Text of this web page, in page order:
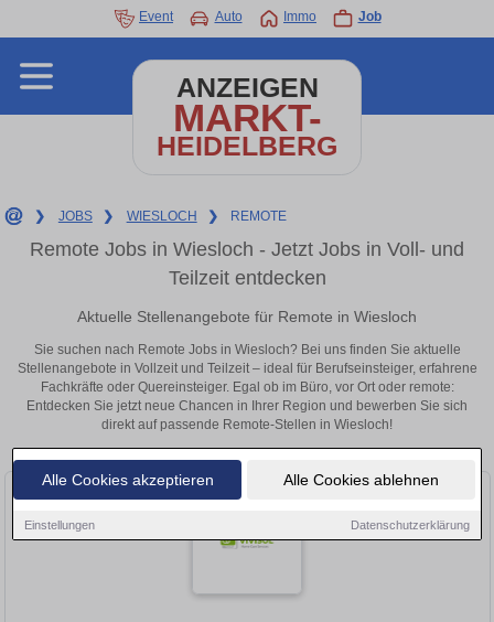
Alle Cookies akzeptieren Alle Cookies ablehnen
Einstellungen Datenschutzerklärung
Event Auto Immo Job
ANZEIGEN
MARKT-
HEIDELBERG
❯ JOBS ❯ WIESLOCH ❯ REMOTE
Remote Jobs in Wiesloch - Jetzt Jobs in Voll- und
Teilzeit entdecken
Aktuelle Stellenangebote für Remote in Wiesloch
Sie suchen nach Remote Jobs in Wiesloch? Bei uns finden Sie aktuelle
Stellenangebote in Vollzeit und Teilzeit – ideal für Berufseinsteiger, erfahrene
Fachkräfte oder Quereinsteiger. Egal ob im Büro, vor Ort oder remote:
Entdecken Sie jetzt neue Chancen in Ihrer Region und bewerben Sie sich
direkt auf passende Remote-Stellen in Wiesloch!